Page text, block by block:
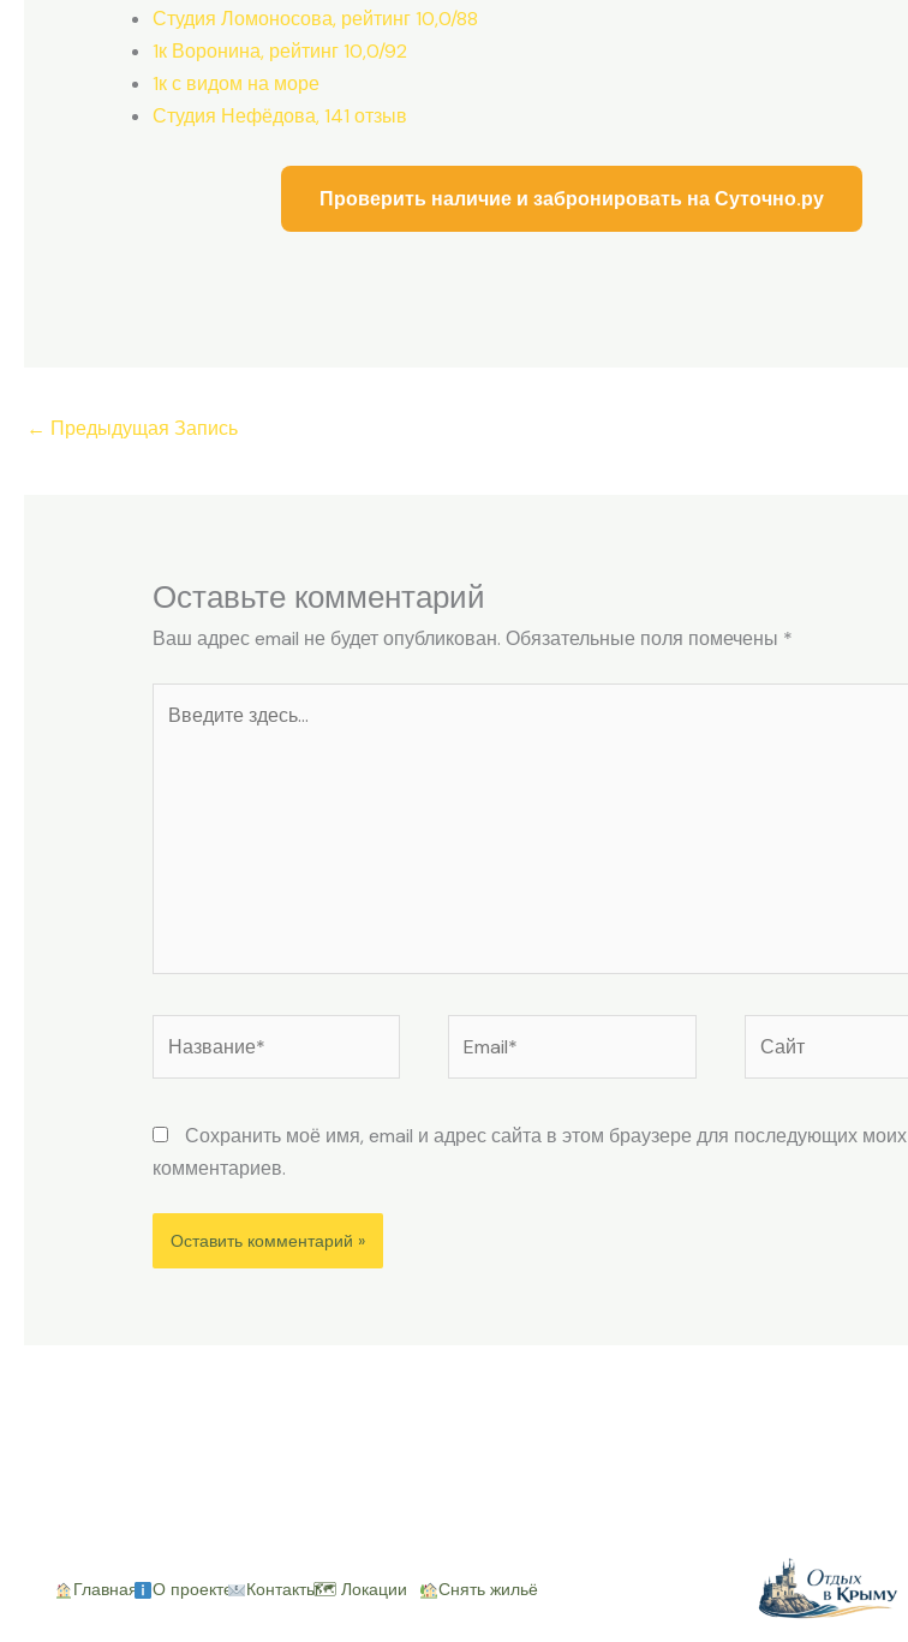
Студия Ломоносова, рейтинг 10,0/88
1к Воронина, рейтинг 10,0/92
1к с видом на море
Студия Нефёдова, 141 отзыв
Проверить наличие и забронировать на Суточно.ру
← Предыдущая Запись
Оставьте комментарий
Ваш адрес email не будет опубликован. Обязательные поля помечены *
здесь...
Сохранить моё имя, email и адрес сайта в этом браузере для последующих моих
комментариев.
Главная О проекте Контакты🗺 Локации Снять жильё